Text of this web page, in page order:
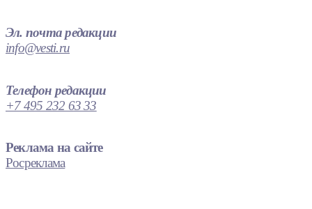
Эл. почта редакции
info@vesti.ru
Телефон редакции
+7 495 232 63 33
Реклама на сайте
Росреклама